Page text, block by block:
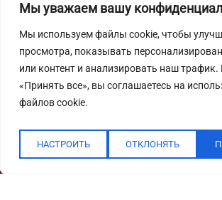
Мы уважаем вашу
Мы используем файлы cookie, чтобы
просмотра, показывать
или контент и анализировать наш
«Принять все», вы соглашаетесь на
файлов cookie.
НАСТРОИТЬ ОТКЛОНЯТЬ
Часы работы
будни: с 9:00 до 22:00
выходные: с 10:00 до 19:30
Подпишитесь на нашу рассылку